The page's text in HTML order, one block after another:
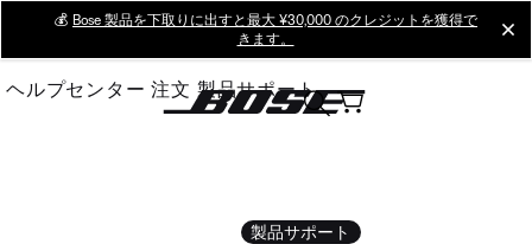
Main
💰 Bose 製品を下取りに出すと最大 ¥30,000 のクレジットを獲得で
きます。
ヘルプセンター 注文 製品サポート
製品サポート